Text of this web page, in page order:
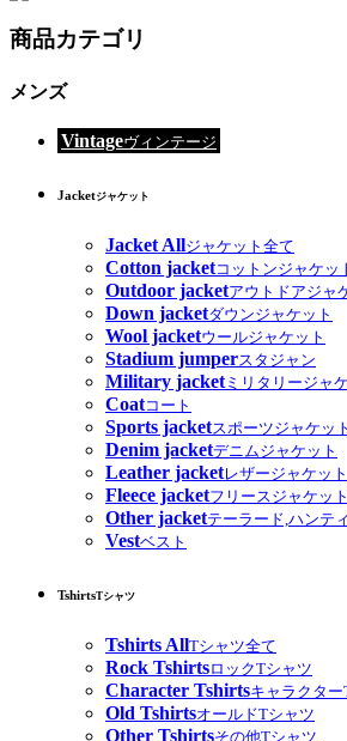
商品カテゴリ
メンズ
Vintageヴィンテージ
Jacketジャケット
Jacket Allジャケット全て
Cotton jacketコットンジャケッ
Outdoor jacketアウトドアジャ
Down jacketダウンジャケット
Wool jacketウールジャケット
Stadium jumperスタジャン
Military jacketミリタリージャ
Coatコート
Sports jacketスポーツジャケット
Denim jacketデニムジャケット
Leather jacketレザージャケット
Fleece jacketフリースジャケット
Other jacketテーラード,ハンテ
Vestベスト
TshirtsTシャツ
Tshirts AllTシャツ全て
Rock TshirtsロックTシャツ
Character Tshirtsキャラクター
Old TshirtsオールドTシャツ
Other Tshirtsその他Tシャツ